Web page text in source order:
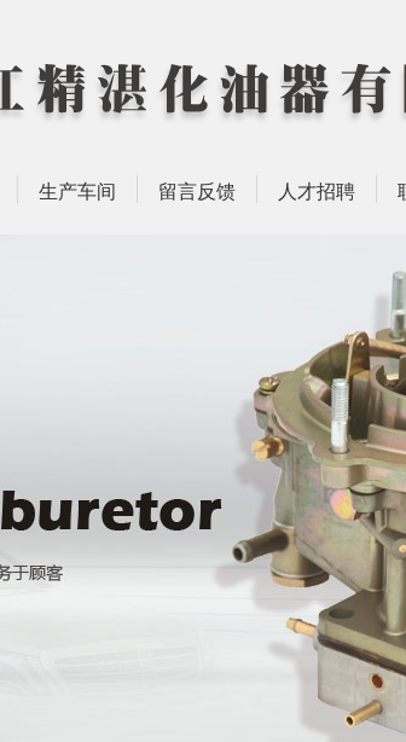
生产车间 留言反馈 人才招聘